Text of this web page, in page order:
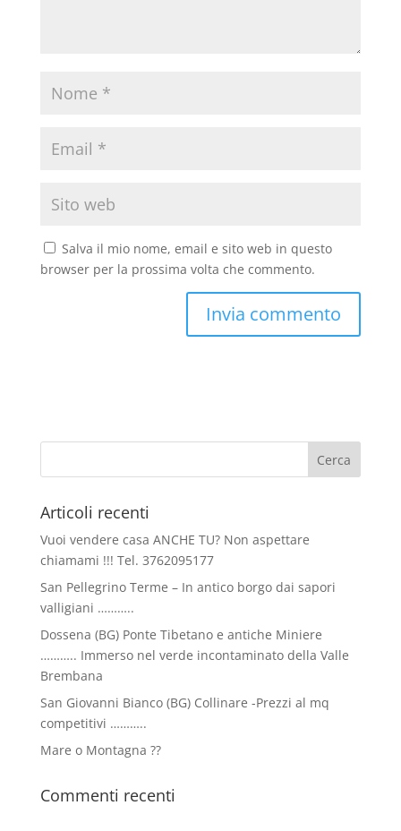
Salva il mio nome, email e sito web in questo
browser per la prossima volta che commento.
Articoli recenti
Vuoi vendere casa ANCHE TU? Non aspettare
chiamami !!! Tel. 3762095177
San Pellegrino Terme – In antico borgo dai sapori
valligiani ………..
Dossena (BG) Ponte Tibetano e antiche Miniere
……….. Immerso nel verde incontaminato della Valle
Brembana
San Giovanni Bianco (BG) Collinare -Prezzi al mq
competitivi ………..
Mare o Montagna ??
Commenti recenti